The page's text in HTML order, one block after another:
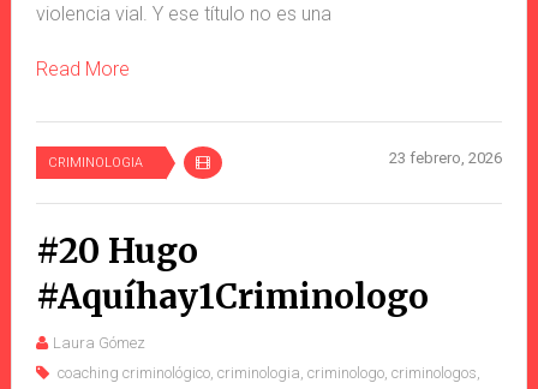
violencia vial. Y ese título no es una
Read More
CRIMINOLOGIA 23 febrero, 2026
#20 Hugo
#Aquíhay1Criminologo
Laura Gómez
coaching criminológico, criminologia criminologo, criminologos